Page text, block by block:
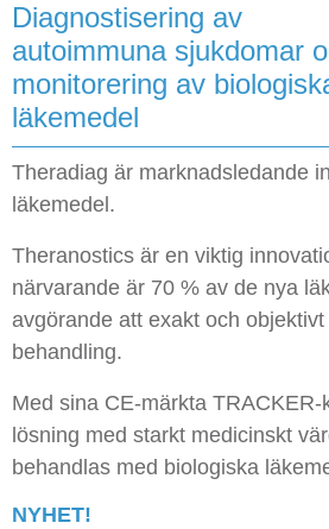
Diagnostisering av
autoimmuna sjukdomar
monitorering av
läkemedel
Theradiag är marknadsledande
läkemedel.
Theranostics är en viktig
närvarande är 70 % av de nya
avgörande att exakt och
behandling.
Med sina CE-märkta
lösning med starkt medicinskt
behandlas med biologiska
NYHET!